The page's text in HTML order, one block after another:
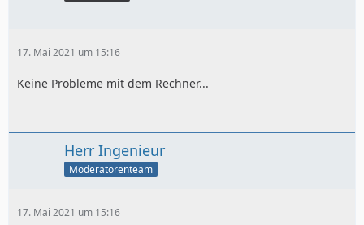
17. Mai 2021 um 15:16
Keine Probleme mit dem Rechner...
Herr Ingenieur
Moderatorenteam
17. Mai 2021 um 15:16